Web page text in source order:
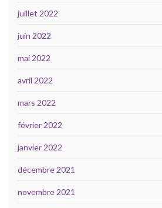
juillet 2022
juin 2022
mai 2022
avril 2022
mars 2022
février 2022
janvier 2022
décembre 2021
novembre 2021